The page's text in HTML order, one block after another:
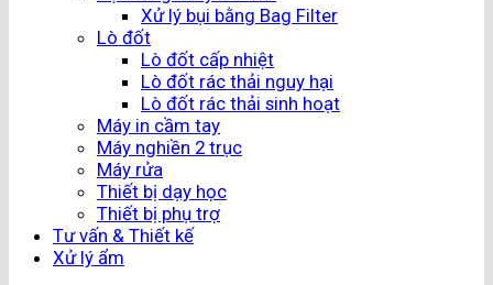
Xử lý bụi bằng Bag Filter
Lò đốt
Lò đốt cấp nhiệt
Lò đốt rác thải nguy hại
Lò đốt rác thải sinh hoạt
Máy in cầm tay
Máy nghiền 2 trục
Máy rửa
Thiết bị dạy học
Thiết bị phụ trợ
Tư vấn & Thiết kế
Xử lý ẩm